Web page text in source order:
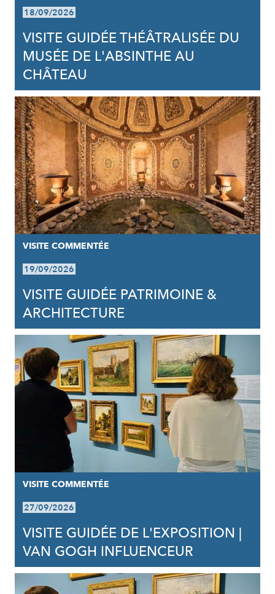
18/09/2026
VISITE GUIDÉE THÉÂTRALISÉE DU
MUSÉE DE L'ABSINTHE AU
CHÂTEAU
VISITE COMMENTÉE
19/09/2026
VISITE GUIDÉE PATRIMOINE &
ARCHITECTURE
VISITE COMMENTÉE
27/09/2026
VISITE GUIDÉE DE L'EXPOSITION |
VAN GOGH INFLUENCEUR